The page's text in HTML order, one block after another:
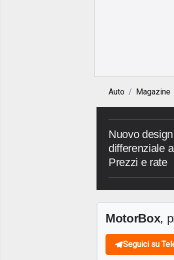
Auto Magazine
Nuovo
differenziale
Prezzi e rate
MotorBox,
Seguici su